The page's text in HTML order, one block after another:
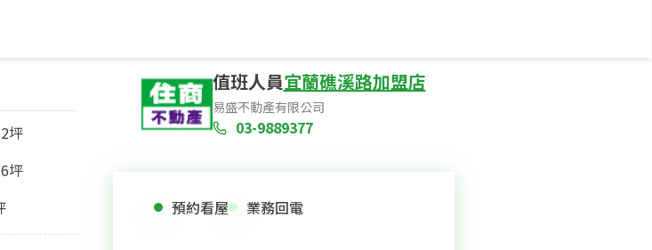
坪
坪
值班人員宜蘭礁溪路加盟店
易盛不動產有限公司
03-9889377
預約看屋 業務回電